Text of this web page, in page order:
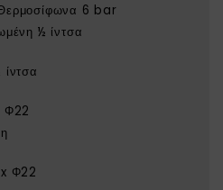
6 bar
½ ίντσα
Φ22
Φ22